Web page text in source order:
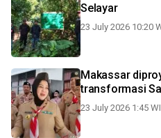
Selayar
23 July 2026 10:20
Makassar
transformasi
23 July 2026 1:45